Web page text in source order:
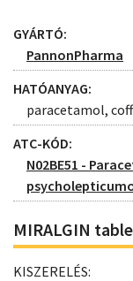
GYÁRTÓ:
PannonPharma
HATÓANYAG:
paracetamol,
ATC-KÓD:
N02BE51 -
MIRALGIN
KISZERELÉS: